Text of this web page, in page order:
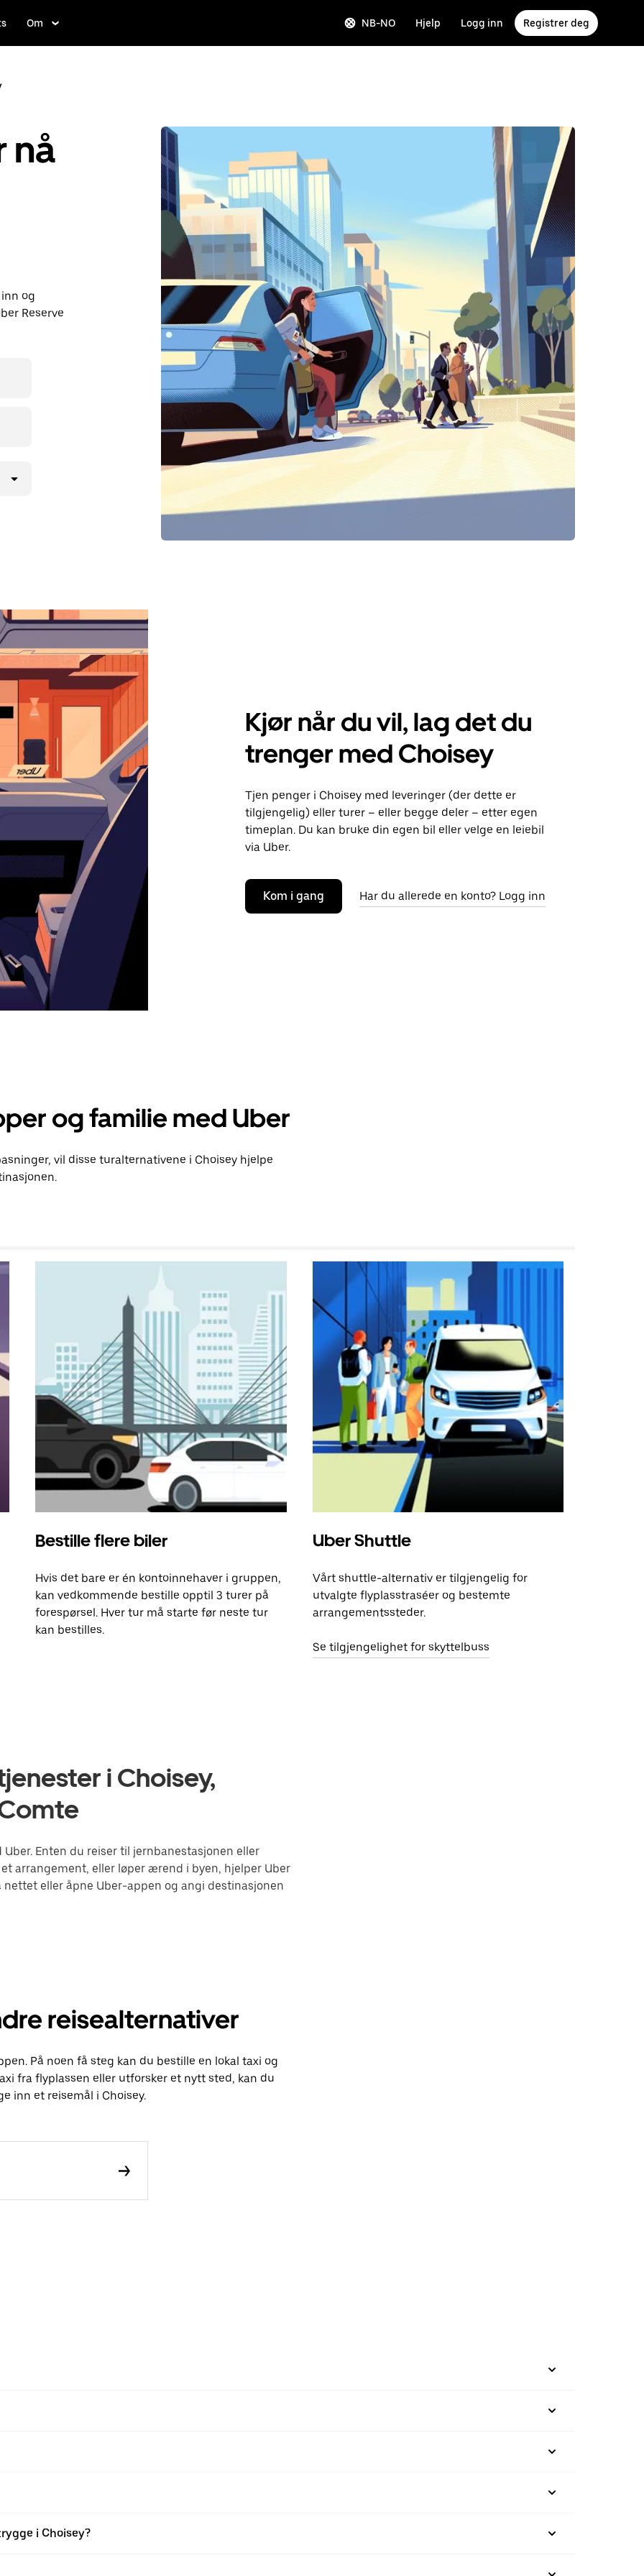
Om NB-NO Hjelp Logg inn Registrer deg
nå
og
Reserve
Kjør når du vil, lag det du
trenger med Choisey
Tjen penger i Choisey med leveringer (der dette er
tilgjengelig) eller turer – eller begge deler – etter egen
timeplan. Du kan bruke din egen bil eller velge en leiebil
via Uber.
Kom i gang Har du allerede en konto? Logg inn
og familie med Uber
vil disse turalternativene i Choisey hjelpe
Bestille flere biler
Hvis det bare er én kontoinnehaver i gruppen,
kan vedkommende bestille opptil 3 turer på
forespørsel. Hver tur må starte før neste tur
kan bestilles.
Uber Shuttle
Vårt shuttle-alternativ er tilgjengelig for
utvalgte flyplasstraséer og bestemte
arrangementssteder.
Se tilgjengelighet for skyttelbuss
i Choisey,
Enten du reiser til jernbanestasjonen eller
arrangement, eller løper ærend i byen, hjelper Uber
eller åpne Uber-appen og angi destinasjonen
reisealternativer
På noen få steg kan du bestille en lokal taxi og
fra flyplassen eller utforsker et nytt sted, kan du
inn et reisemål i Choisey.
i Choisey?